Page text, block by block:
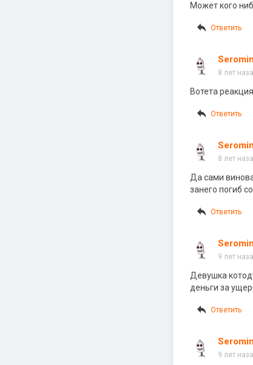
Может кого
Ответить
Seromin
8 лет
Вотета
Ответить
Seromin
8 лет
Да сами
занего погиб
Ответить
Seromin
9 лет
Девушка
деньги за
Ответить
Seromin
9 лет